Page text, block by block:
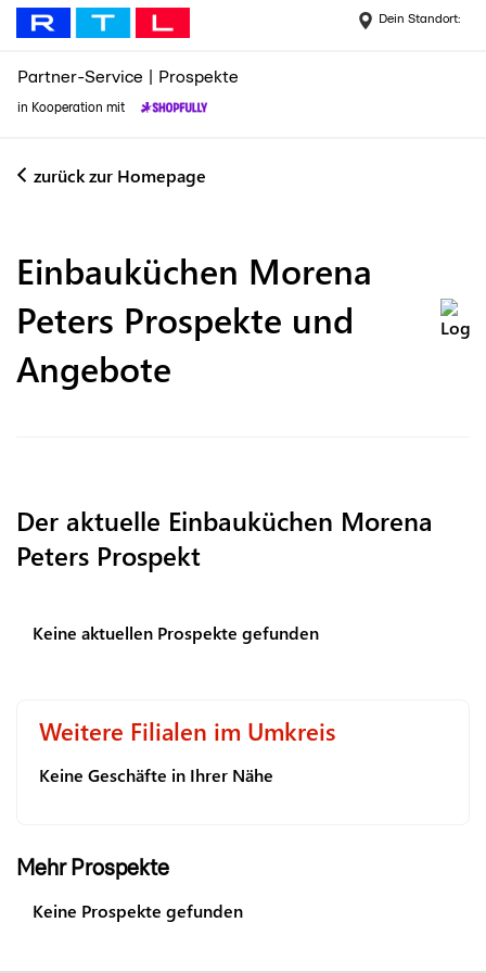
Dein Standort:
Partner-Service Prospekte
in Kooperation mit
zurück zur Homepage
Weitere Filialen im Umkreis
Keine Geschäfte in Ihrer Nähe
Einbauküchen Morena
Peters Prospekte und
Angebote
Der aktuelle Einbauküchen Morena
Peters Prospekt
Keine aktuellen Prospekte gefunden
Mehr Prospekte
Keine Prospekte gefunden